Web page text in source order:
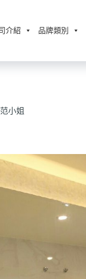
介紹 品牌類別
小姐